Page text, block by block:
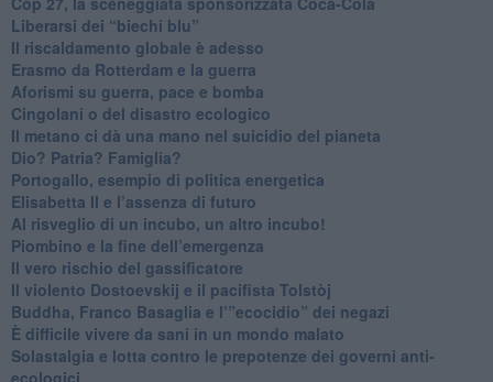
​Liberarsi dei “biechi blu”
Il riscaldamento globale è adesso
​Erasmo da Rotterdam e la guerra
​Aforismi su guerra, pace e bomba
Cingolani o del disastro ecologico
​Il metano ci dà una mano nel suicidio del pianeta
​Dio? Patria? Famiglia?
Portogallo, esempio di politica energetica
​Elisabetta II e l’assenza di futuro
Al risveglio di un incubo, un altro incubo!
​Piombino e la fine dell’emergenza
​Il vero rischio del gassificatore
​Il violento Dostoevskij e il pacifista Tolstòj
​Buddha, Franco Basaglia e l’”ecocidio” dei negazi
​È difficile vivere da sani in un mondo malato
Solastalgia e lotta contro le prepotenze dei governi anti-
ecologici